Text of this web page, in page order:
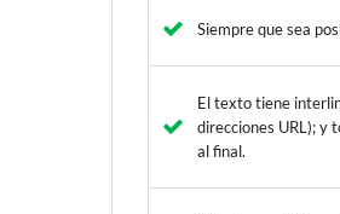
Siempre que sea
El texto tiene
direcciones URL); y
al final.